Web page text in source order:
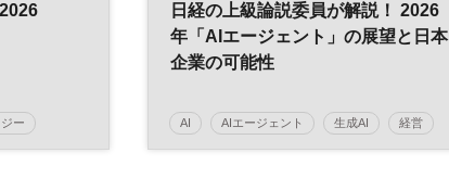
ー
日経の上級論説委員が解説！ 2026
年「AIエージェント」の展望と日本
企業の可能性
AI AIエージェント 生成AI 経営